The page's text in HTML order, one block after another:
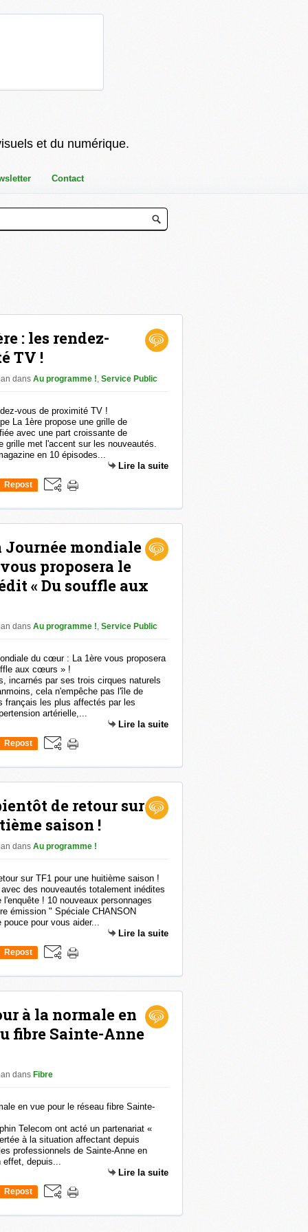
et du numérique.
Contact
: les rendez-
TV !
dans Au programme !, Service Public
La 1ère propose une grille de
avec une part croissante de
grille met l'accent sur les nouveautés.
en 10 épisodes...
Lire la suite
Repost
Journée mondiale
proposera le
« Du souffle aux
dans Au programme !, Service Public
incarnés par ses trois cirques naturels
cela n'empêche pas l'île de
français les plus affectés par les
artérielle,...
Lire la suite
Repost
de retour sur
saison !
dans Au programme !
des nouveautés totalement inédites
! 10 nouveaux personnages
émission " Spéciale CHANSON
pour vous aider...
Lire la suite
Repost
à la normale en
fibre Sainte-Anne
dans Fibre
Telecom ont acté un partenariat «
à la situation affectant depuis
professionnels de Sainte-Anne en
effet, depuis...
Lire la suite
Repost